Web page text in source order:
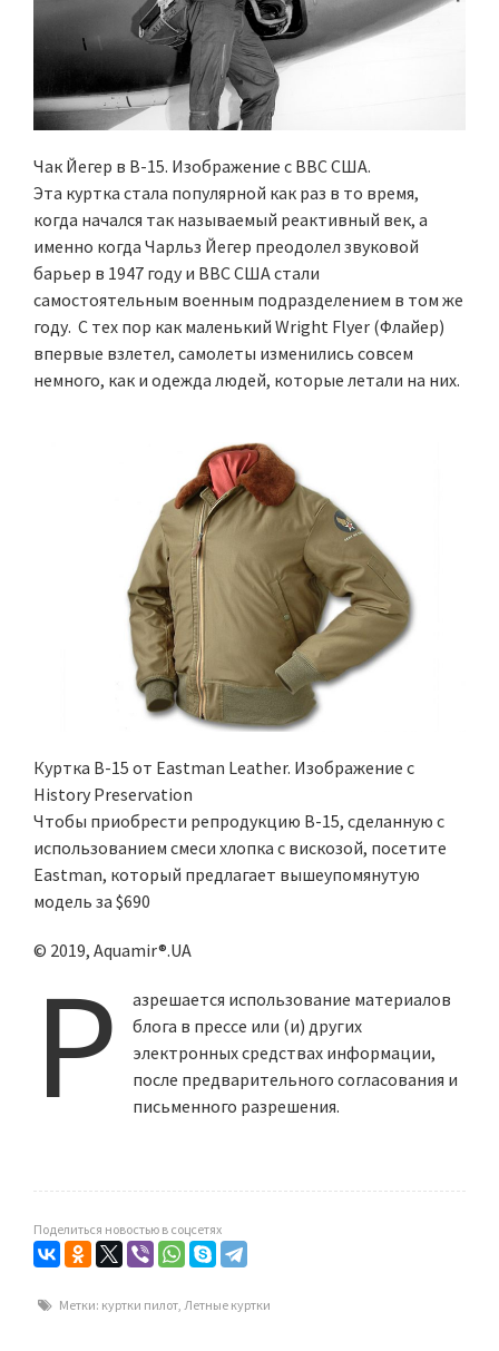
Чак Йегер в B-15. Изображение с ВВС США.
Эта куртка стала популярной как раз в то время,
когда начался так называемый реактивный век, а
именно когда Чарльз Йегер преодолел звуковой
барьер в 1947 году и ВВС США стали
самостоятельным военным подразделением в том же
году. С тех пор как маленький Wright Flyer (Флайер)
впервые взлетел, самолеты изменились совсем
немного, как и одежда людей, которые летали на них.
Куртка B-15 от Eastman Leather. Изображение с
History Preservation
Чтобы приобрести репродукцию B-15, сделанную с
использованием смеси хлопка с вискозой, посетите
Eastman, который предлагает вышеупомянутую
модель за $690
© 2019, Aquamir®.UA
Р
азрешается использование материалов
блога в прессе или (и) других
электронных средствах информации,
после предварительного согласования и
письменного разрешения.
Поделиться новостью в соцсетях
Метки: куртки пилот, Летные куртки